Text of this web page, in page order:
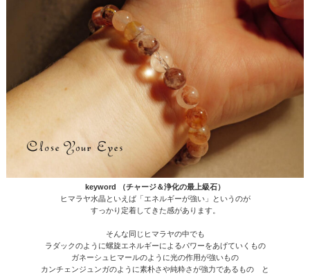
keyword （チャージ＆浄化の最上級石）
ヒマラヤ水晶といえば「エネルギーが強い」というのが
すっかり定着してきた感があります。
そんな同じヒマラヤの中でも
ラダックのように螺旋エネルギーによるパワーをあげていくもの
ガネーシュヒマールのように光の作用が強いもの
カンチェンジュンガのように素朴さや純粋さが強力であるもの と